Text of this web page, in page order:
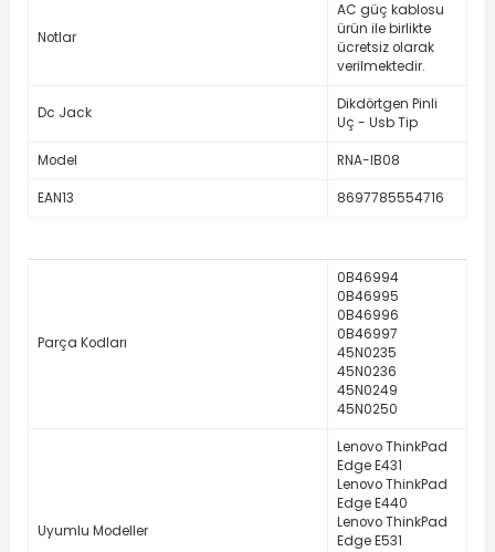
Notlar
AC güç kablosu
ürün ile birlikte
ücretsiz olarak
verilmektedir.
Dc Jack
Dikdörtgen Pinli
Uç - Usb Tip
Model RNA-IB08
EAN13 8697785554716
Parça Kodları
0B46994
0B46995
0B46996
0B46997
45N0235
45N0236
45N0249
45N0250
Uyumlu Modeller
Lenovo ThinkPad
Edge E431
Lenovo ThinkPad
Edge E440
Lenovo ThinkPad
Edge E531